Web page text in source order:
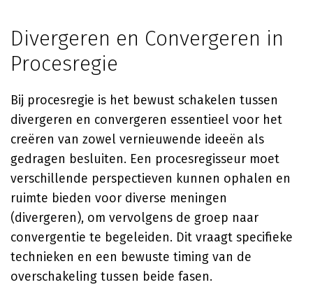
Divergeren en Convergeren in
Procesregie
Bij procesregie is het bewust schakelen tussen
divergeren en convergeren essentieel voor het
creëren van zowel vernieuwende ideeën als
gedragen besluiten. Een procesregisseur moet
verschillende perspectieven kunnen ophalen en
ruimte bieden voor diverse meningen
(divergeren), om vervolgens de groep naar
convergentie te begeleiden. Dit vraagt specifieke
technieken en een bewuste timing van de
overschakeling tussen beide fasen.